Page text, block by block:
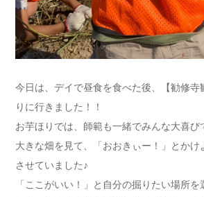
今日は、デイで昼食を食べた後、【勧修寺
りに行きました！！
お芋ほりでは、師範も一緒でみんな大喜び
大きな畑を見て、「おおきぃー！」とかけ
させていました♪
「ここがいい！」と自分の掘りたい場所